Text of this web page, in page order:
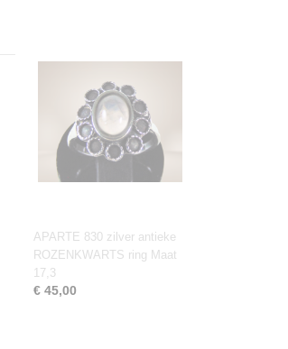
APARTE 830 zilver antieke
ROZENKWARTS ring Maat
17,3
€ 45,00